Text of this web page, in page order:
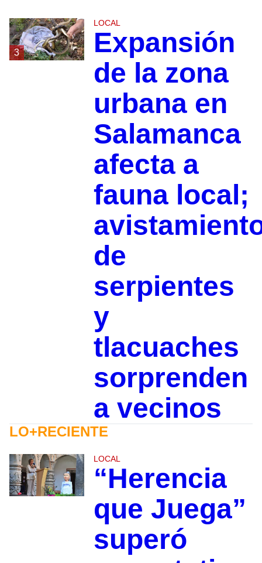
3
LOCAL
Expansión
de la zona
urbana en
Salamanca
afecta a
fauna local;
de
serpientes
y
tlacuaches
sorprenden
a vecinos
LO+RECIENTE
LOCAL
“Herencia
que Juega”
superó